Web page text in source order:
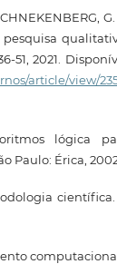
G.
51, 2021.
article/view/
lógica
Paulo: Érica,
científica.